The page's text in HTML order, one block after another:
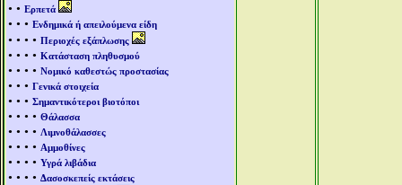
• • Ερπετά
• • • Ενδημικά ή απειλούμενα είδη
• • • • Περιοχές εξάπλωσης
• • • • Κατάσταση πληθυσμού
• • • • Νομικό καθεστώς προστασίας
• • • Γενικά στοιχεία
• • • Σημαντικότεροι βιοτόποι
• • • • Θάλασσα
• • • • Λιμνοθάλασσες
• • • • Αμμοθίνες
• • • • Υγρά λιβάδια
• • • • Δασοσκεπείς εκτάσεις